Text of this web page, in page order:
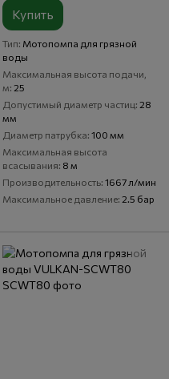
Купить
Тип Мотопомпа для грязной
воды
Максимальная высота подачи,
м 25
Допустимый диаметр частиц 28
мм
Диаметр патрубка 100 мм
Максимальная высота
всасывания 8 м
Производительность 1667 л/мин
Максимальное давление 2.5 бар